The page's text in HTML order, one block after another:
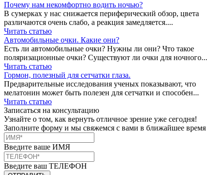
Почему нам некомфортно водить ночью?
В сумерках у нас снижается периферический обзор, цвета
различаются очень слабо, а реакция замедляется....
Читать статью
Автомобильные очки. Какие они?
Есть ли автомобильные очки? Нужны ли они? Что такое
поляризационные очки? Существуют ли очки для ночного...
Читать статью
Гормон, полезный для сетчатки глаза.
Предварительные исследования ученых показывают, что
мелатонин может быть полезен для сетчатки и способен...
Читать статью
Записаться на консультацию
Узнайте о том, как вернуть отличное зрение уже сегодня!
Заполните форму и мы свяжемся с вами в ближайшее время
Введите ваше ИМЯ
Введите ваш ТЕЛЕФОН